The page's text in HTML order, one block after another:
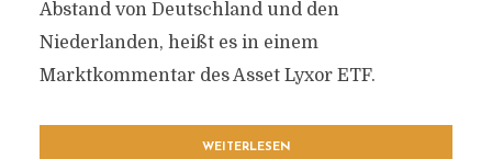
Abstand von Deutschland und den
Niederlanden, heißt es in einem
Marktkommentar des Asset Lyxor ETF.
WEITERLESEN